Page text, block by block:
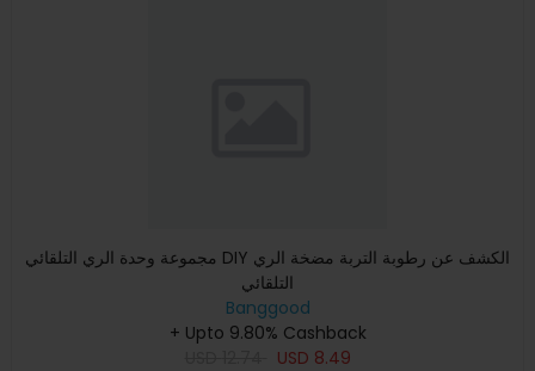
مجموعة وحدة الري التلقائي DIY الكشف عن رطوبة التربة مضخة الري
التلقائي
Banggood
+ Upto 9.80% Cashback
USD 8.49